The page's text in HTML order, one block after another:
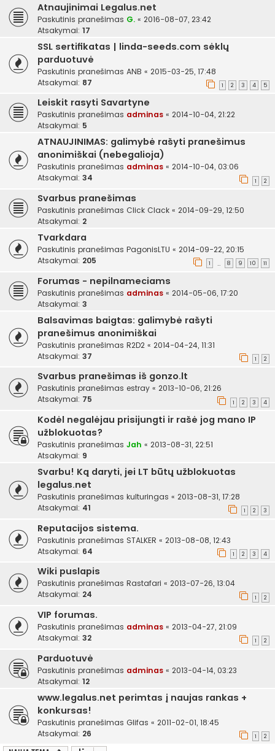
Atnaujinimai Legalus.net
Paskutinis pranešimas G. « 2016-08-07, 23:42
Atsakymai: 17
SSL sertifikatas | linda-seeds.com sėklų
parduotuvė
Paskutinis pranešimas ANB « 2015-03-25, 17:48
Atsakymai: 87 1 2 3 4 5
Leiskit rasyti Savartyne
Paskutinis pranešimas adminas « 2014-10-04, 21:22
Atsakymai: 5
ATNAUJINIMAS: galimybė rašyti pranešimus
anonimiškai (nebegalioja)
Paskutinis pranešimas adminas « 2014-10-04, 03:06
Atsakymai: 34 1 2
Svarbus pranešimas
Paskutinis pranešimas Click Clack « 2014-09-29, 12:50
Atsakymai: 2
Tvarkdara
Paskutinis pranešimas PagonisLTU « 2014-09-22, 20:15
Atsakymai: 205 1 … 8 9 10 11
Forumas - nepilnameciams
Paskutinis pranešimas adminas « 2014-05-06, 17:20
Atsakymai: 3
Balsavimas baigtas: galimybė rašyti
pranešimus anonimiškai
Paskutinis pranešimas R2D2 « 2014-04-24, 11:31
Atsakymai: 37 1 2
Svarbus pranešimas iš gonzo.lt
Paskutinis pranešimas estray « 2013-10-06, 21:26
Atsakymai: 75 1 2 3 4
Kodėl negalėjau prisijungti ir rašė jog mano IP
užblokuotas?
Paskutinis pranešimas Jah « 2013-08-31, 22:51
Atsakymai: 9
Svarbu! Ką daryti, jei LT būtų užblokuotas
legalus.net
Paskutinis pranešimas kulturingas « 2013-08-31, 17:28
Atsakymai: 41 1 2 3
Reputacijos sistema.
Paskutinis pranešimas STALKER « 2013-08-08, 12:43
Atsakymai: 64 1 2 3 4
Wiki puslapis
Paskutinis pranešimas Rastafari « 2013-07-26, 13:04
Atsakymai: 24 1 2
VIP forumas.
Paskutinis pranešimas adminas « 2013-04-27, 21:09
Atsakymai: 32 1 2
Parduotuvė
Paskutinis pranešimas adminas « 2013-04-14, 03:23
Atsakymai: 12
www.legalus.net perimtas į naujas rankas +
konkursas!
Paskutinis pranešimas Glifas « 2011-02-01, 18:45
Atsakymai: 26 1 2